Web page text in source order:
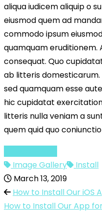
aliqua iudicem aliquip o
eiusmod quem ad
commodo ipsum
quamquam eruditionem.
consequat. Quo
ab litteris
sed quamquam esse
hic cupidatat
litteris nulla veniam a
quem quid quo
Image Gallery
Install
March 13, 2019
How to Install Our iOS
How to Install Our App